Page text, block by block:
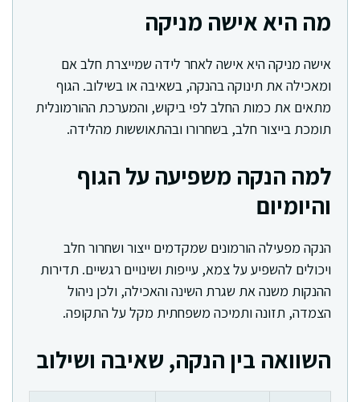
מה היא אישה מניקה
אישה מניקה היא אישה לאחר לידה שמייצרת חלב אם
ומאכילה את תינוקה בהנקה, בשאיבה או בשילוב. הגוף
מתאים את כמות החלב לפי ביקוש, והמערכת ההורמונלית
תומכת בייצור חלב, בשחרורו ובהתאוששות מהלידה.
למה הנקה משפיעה על הגוף
והיומיום
הנקה מפעילה הורמונים שמקדמים ייצור ושחרור חלב
ויכולים להשפיע על צמא, עייפות ושינויים רגשיים. תדירות
ההנקות משנה את שגרת השינה והאכילה, ולכן ניהול
הצמדה, תזונה ותמיכה משפחתית מקל על התקופה.
השוואה בין הנקה, שאיבה ושילוב